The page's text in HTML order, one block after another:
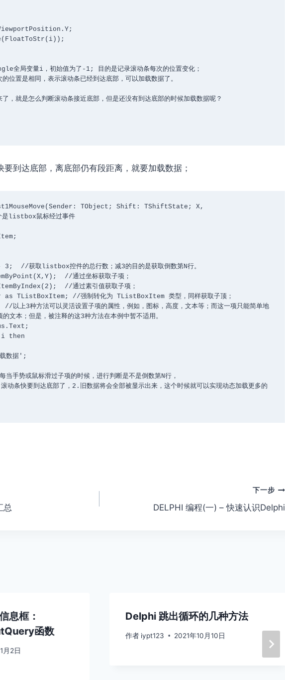
到达底部，离底部仍有段距离，就要加载数据；
TObject; Shift: TShiftState; X,
//通过素引值获取子项；
TListBoxItem; //强制转化为 TListBoxItem 类型，同样获取子顶；
方法可以灵活设置子项的属性，例如，图标，高度，文本等；而这一项只能简单地
文本；但是，被注释的这3种方法在本例中暂不适用。
总
下一步
DELPHI 编程(一) – 快速认识Delphi
息框：
函数
月2日
Delphi 跳出循环的几种方法
作者 iypt123 2021年10月10日